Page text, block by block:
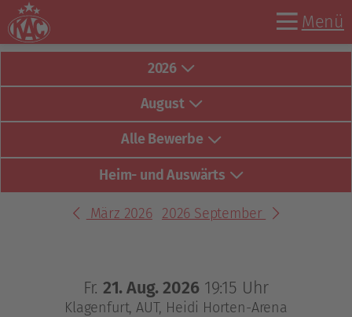
Menü
2026
August
Alle Bewerbe
Heim- und Auswärts
März 2026 2026 September
Fr. 21. Aug. 2026 19:15 Uhr
Klagenfurt, AUT Heidi Horten-Arena